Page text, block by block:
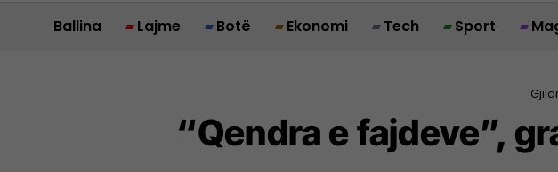
Ballina Lajme Botë Ekonomi Tech Sport
​“Qendra e fajdeve”,